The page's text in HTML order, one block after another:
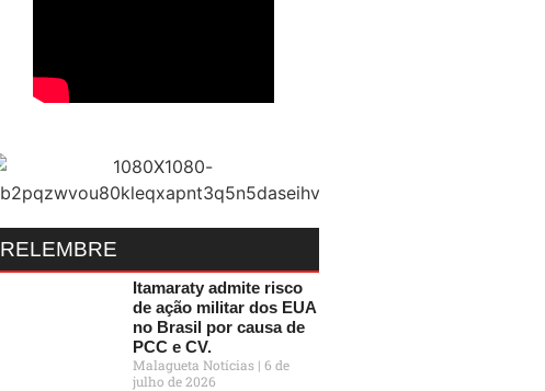
RELEMBRE
Itamaraty admite risco
de ação militar dos EUA
no Brasil por causa de
PCC e CV.
Malagueta Notícias 6 de
julho de 2026